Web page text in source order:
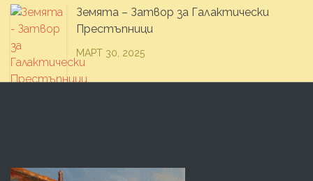
Земята – Затвор за Галактически
Престъпници
МАРТ 30, 2025